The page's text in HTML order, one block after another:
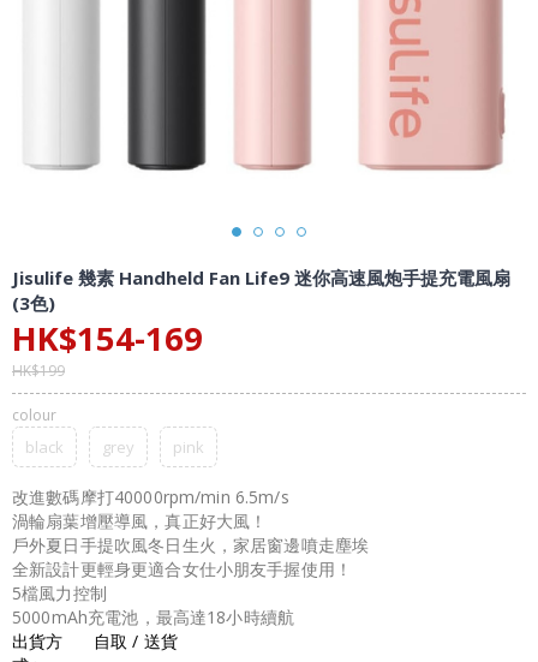
Jisulife 幾素 Handheld Fan Life9 迷你高速風炮手提充電風扇
(3色)
HK$154-169
HK$199
colour
black grey pink
改進數碼摩打40000rpm/min 6.5m/s
渦輪扇葉增壓導風，真正好大風！
戶外夏日手提吹風冬日生火，家居窗邊噴走塵埃
全新設計更輕身更適合女仕小朋友手握使用！
5檔風力控制
5000mAh充電池，最高達18小時續航
出貨方
自取 / 送貨